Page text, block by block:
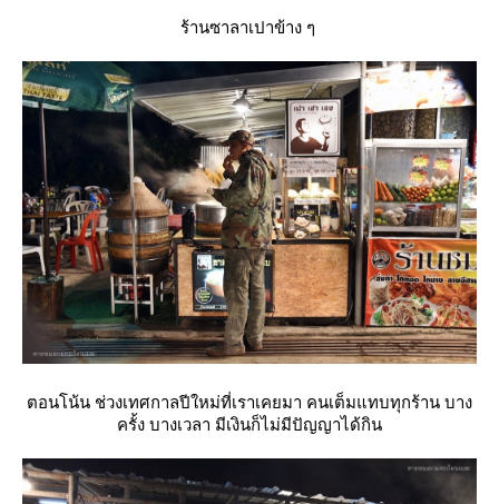
ร้านซาลาเปาข้าง ๆ
ตอนโน้น ช่วงเทศกาลปีใหม่ที่เราเคยมา คนเต็มแทบทุกร้าน บาง
ครั้ง บางเวลา มีเงินก็ไม่มีปัญญาได้กิน